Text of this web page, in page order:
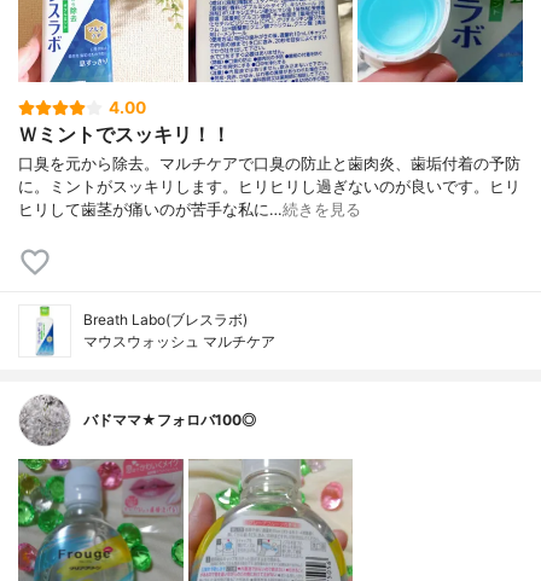
4.00
Ｗミントでスッキリ！！
口臭を元から除去。マルチケアで口臭の防止と歯肉炎、歯垢付着の予防
に。ミントがスッキリします。ヒリヒリし過ぎないのが良いです。ヒリ
ヒリして歯茎が痛いのが苦手な私に…続きを見る
Breath Labo(ブレスラボ)
マウスウォッシュ マルチケア
バドママ★フォロバ100◎